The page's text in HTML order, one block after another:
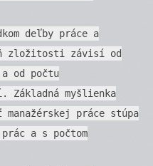
deľby práce a
zložitosti závisí od
od počtu
myšlienka
práce stúpa
a s počtom